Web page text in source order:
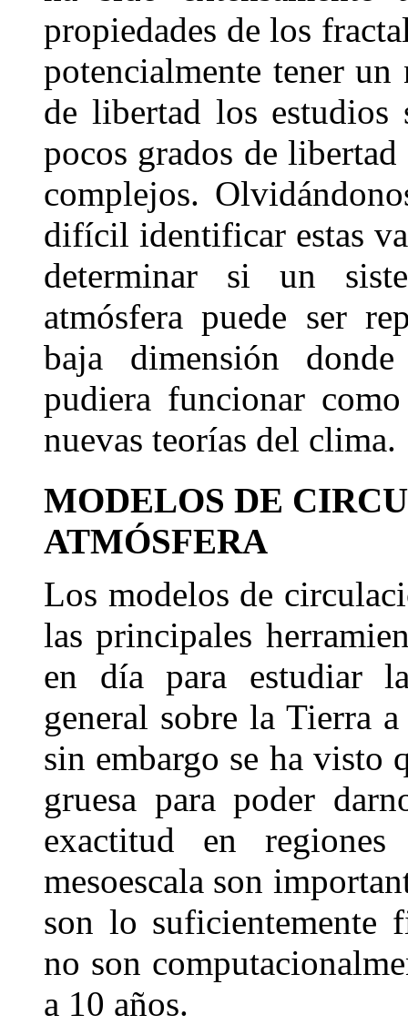
propiedades de los
potencialmente tener
de libertad los estudios
pocos grados de
complejos.
difícil identificar estas
determinar si un
atmósfera puede ser
baja dimensión
pudiera funcionar
nuevas teorías del clima.
MODELOS DE
ATMÓSFERA
Los modelos de
las principales
en día para estudiar
general sobre la Tierra
sin embargo se ha visto
gruesa para poder
exactitud en
mesoescala son
son lo suficientemente
no son
a 10 años.